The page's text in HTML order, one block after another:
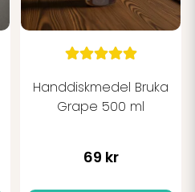
Handdiskmedel Bruka
Grape 500 ml
69 kr